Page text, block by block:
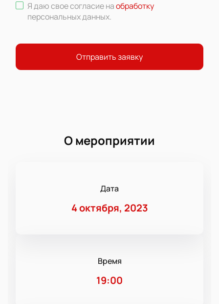
Я даю свое согласие наобработку
персональных данных.
Отправить заявку
О мероприятии
Дата
4 октября, 2023
Время
19:00